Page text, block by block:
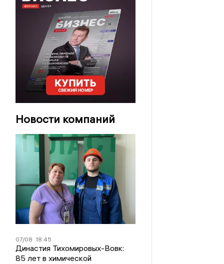
Новости компаний
07/08 18:45
Династия Тихомировых-Вовк:
85 лет в химической